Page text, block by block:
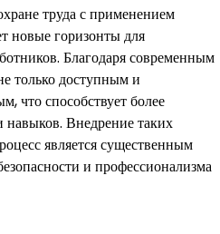
труда с применением
новые горизонты для
Благодаря современным
только доступным и
что способствует более
Внедрение таких
является существенным
и профессионализма